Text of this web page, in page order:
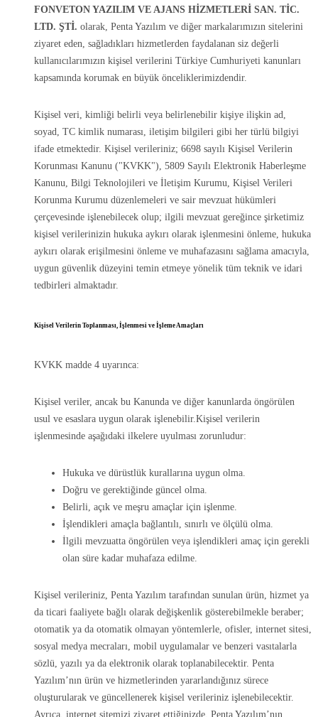
FONVETON YAZILIM VE AJANS HİZMETLERİ SAN. TİC.
LTD. ŞTİ. olarak, Penta Yazılım ve diğer markalarımızın sitelerini
ziyaret eden, sağladıkları hizmetlerden faydalanan siz değerli
kullanıcılarımızın kişisel verilerini Türkiye Cumhuriyeti kanunları
kapsamında korumak en büyük önceliklerimizdendir.
Kişisel veri, kimliği belirli veya belirlenebilir kişiye ilişkin ad,
soyad, TC kimlik numarası, iletişim bilgileri gibi her türlü bilgiyi
ifade etmektedir. Kişisel verileriniz; 6698 sayılı Kişisel Verilerin
Korunması Kanunu ("KVKK"), 5809 Sayılı Elektronik Haberleşme
Kanunu, Bilgi Teknolojileri ve İletişim Kurumu, Kişisel Verileri
Korunma Kurumu düzenlemeleri ve sair mevzuat hükümleri
çerçevesinde işlenebilecek olup; ilgili mevzuat gereğince şirketimiz
kişisel verilerinizin hukuka aykırı olarak işlenmesini önleme, hukuka
aykırı olarak erişilmesini önleme ve muhafazasını sağlama amacıyla,
uygun güvenlik düzeyini temin etmeye yönelik tüm teknik ve idari
tedbirleri almaktadır.
Kişisel Verilerin Toplanması, İşlenmesi ve İşleme Amaçları
KVKK madde 4 uyarınca:
Kişisel veriler, ancak bu Kanunda ve diğer kanunlarda öngörülen
usul ve esaslara uygun olarak işlenebilir.Kişisel verilerin
işlenmesinde aşağıdaki ilkelere uyulması zorunludur:
Hukuka ve dürüstlük kurallarına uygun olma.
Doğru ve gerektiğinde güncel olma.
Belirli, açık ve meşru amaçlar için işlenme.
İşlendikleri amaçla bağlantılı, sınırlı ve ölçülü olma.
İlgili mevzuatta öngörülen veya işlendikleri amaç için gerekli
olan süre kadar muhafaza edilme.
Kişisel verileriniz, Penta Yazılım tarafından sunulan ürün, hizmet ya
da ticari faaliyete bağlı olarak değişkenlik gösterebilmekle beraber;
otomatik ya da otomatik olmayan yöntemlerle, ofisler, internet sitesi,
sosyal medya mecraları, mobil uygulamalar ve benzeri vasıtalarla
sözlü, yazılı ya da elektronik olarak toplanabilecektir. Penta
Yazılım’nın ürün ve hizmetlerinden yararlandığınız sürece
oluşturularak ve güncellenerek kişisel verileriniz işlenebilecektir.
Ayrıca, internet sitemizi ziyaret ettiğinizde, Penta Yazılım’nın